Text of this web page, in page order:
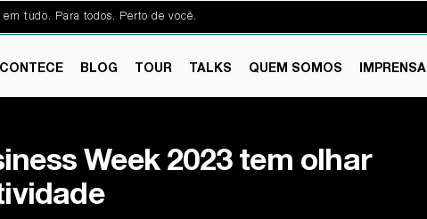
em tudo. Para todos. Perto de você.
BLOG TOUR TALKS QUEM SOMOS IMPRENSA
Week 2023 tem olhar